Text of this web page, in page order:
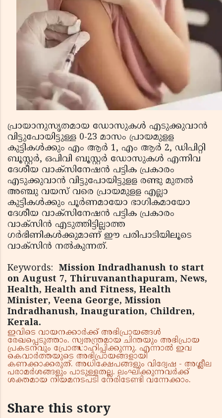
പ്രായാനുസൃതമായ ഡോസുകള്‍ എടുക്കുവാന്‍
വിട്ടുപോയിട്ടുള്ള 0-23 മാസം പ്രായമുളള
കുട്ടികള്‍ക്കും എം ആര്‍ 1, എം ആര്‍ 2, ഡിപിറ്റി
ബൂസ്റ്റര്‍, ഒപിവി ബൂസ്റ്റര്‍ ഡോസുകള്‍ എന്നിവ
ദേശീയ വാക്സിനേഷന്‍ പട്ടിക പ്രകാരം
എടുക്കുവാന്‍ വിട്ടുപോയിട്ടുളള രണ്ടു മുതല്‍
അഞ്ചു വയസ് വരെ പ്രായമുളള എല്ലാ
കുട്ടികള്‍ക്കും പൂര്‍ണമായോ ഭാഗികമായോ
ദേശീയ വാക്സിനേഷന്‍ പട്ടിക പ്രകാരം
വാക്സിന്‍ എടുത്തിട്ടില്ലാത്ത
ഗര്‍ഭിണികള്‍ക്കുമാണ് ഈ പരിപാടിയിലൂടെ
വാക്സിന്‍ നല്‍കുന്നത്.
Keywords: Mission Indradhanush to start
on August 7, Thiruvananthapuram, News,
Health, Health and Fitness, Health
Minister, Veena George, Mission
Indradhanush, Inauguration, Children,
Kerala.
ഇവിടെ വായനക്കാർക്ക് അഭിപ്രായങ്ങൾ
രേഖപ്പെടുത്താം. സ്വതന്ത്രമായ ചിന്തയും അഭിപ്രായ
പ്രകടനവും പ്രോത്സാഹിപ്പിക്കുന്നു. എന്നാൽ ഇവ
കെവാർത്തയുടെ അഭിപ്രായങ്ങളായി
കണക്കാക്കരുത്. അധിക്ഷേപങ്ങളും വിദ്വേഷ - അശ്ലീല
പരാമർശങ്ങളും പാടുള്ളതല്ല. ലംഘിക്കുന്നവർക്ക്
ശക്തമായ നിയമനടപടി നേരിടേണ്ടി വന്നേക്കാം.
Share this story